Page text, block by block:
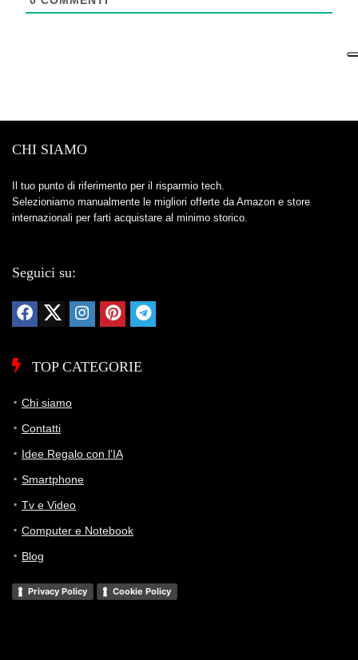
CHI SIAMO
Il tuo punto di riferimento per il risparmio tech.
Selezioniamo manualmente le migliori offerte da Amazon e store
internazionali per farti acquistare al minimo storico.
Seguici su:
TOP CATEGORIE
Chi siamo
Contatti
Idee Regalo con l’IA
Smartphone
Tv e Video
Computer e Notebook
Blog
Privacy Policy Cookie Policy